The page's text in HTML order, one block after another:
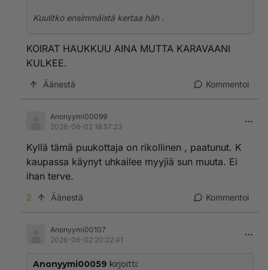
Kuulitko ensimmäistä kertaa häh .
KOIRAT HAUKKUU AINA MUTTA KARAVAANI
KULKEE.
Äänestä Kommentoi
Anonyymi00099
2026-06-02 18:57:23
Kyllä tämä puukottaja on rikollinen , paatunut. K
kaupassa käynyt uhkailee myyjiä sun muuta. Ei
ihan terve.
2 Äänestä Kommentoi
Anonyymi00107
2026-06-02 20:22:41
Anonyymi00059 kirjoitti: